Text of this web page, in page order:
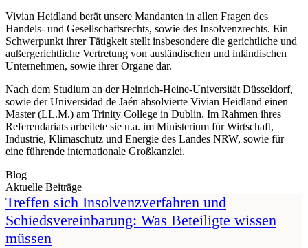
Vivian Heidland berät unsere Mandanten in allen Fragen des
Handels- und Gesellschaftsrechts, sowie des Insolvenzrechts. Ein
Schwerpunkt ihrer Tätigkeit stellt insbesondere die gerichtliche und
außergerichtliche Vertretung von ausländischen und inländischen
Unternehmen, sowie ihrer Organe dar.
Nach dem Studium an der Heinrich-Heine-Universität Düsseldorf,
sowie der Universidad de Jaén absolvierte Vivian Heidland einen
Master (LL.M.) am Trinity College in Dublin. Im Rahmen ihres
Referendariats arbeitete sie u.a. im Ministerium für Wirtschaft,
Industrie, Klimaschutz und Energie des Landes NRW, sowie für
eine führende internationale Großkanzlei.
Blog
Aktuelle Beiträge
Treffen sich Insolvenzverfahren und
Schiedsvereinbarung: Was Beteiligte wissen
müssen